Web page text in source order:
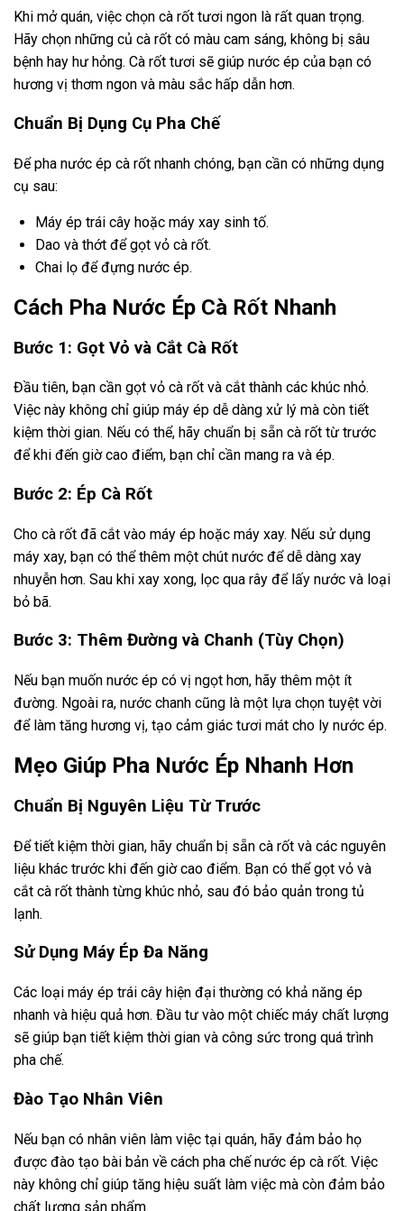
Khi mở quán, việc chọn cà rốt tươi ngon là rất quan trọng.
Hãy chọn những củ cà rốt có màu cam sáng, không bị sâu
bệnh hay hư hỏng. Cà rốt tươi sẽ giúp nước ép của bạn có
hương vị thơm ngon và màu sắc hấp dẫn hơn.
Chuẩn Bị Dụng Cụ Pha Chế
Để pha nước ép cà rốt nhanh chóng, bạn cần có những dụng
cụ sau:
Máy ép trái cây hoặc máy xay sinh tố.
Dao và thớt để gọt vỏ cà rốt.
Chai lọ để đựng nước ép.
Cách Pha Nước Ép Cà Rốt Nhanh
Bước 1: Gọt Vỏ và Cắt Cà Rốt
Đầu tiên, bạn cần gọt vỏ cà rốt và cắt thành các khúc nhỏ.
Việc này không chỉ giúp máy ép dễ dàng xử lý mà còn tiết
kiệm thời gian. Nếu có thể, hãy chuẩn bị sẵn cà rốt từ trước
để khi đến giờ cao điểm, bạn chỉ cần mang ra và ép.
Bước 2: Ép Cà Rốt
Cho cà rốt đã cắt vào máy ép hoặc máy xay. Nếu sử dụng
máy xay, bạn có thể thêm một chút nước để dễ dàng xay
nhuyễn hơn. Sau khi xay xong, lọc qua rây để lấy nước và loại
bỏ bã.
Bước 3: Thêm Đường và Chanh (Tùy Chọn)
Nếu bạn muốn nước ép có vị ngọt hơn, hãy thêm một ít
đường. Ngoài ra, nước chanh cũng là một lựa chọn tuyệt vời
để làm tăng hương vị, tạo cảm giác tươi mát cho ly nước ép.
Mẹo Giúp Pha Nước Ép Nhanh Hơn
Chuẩn Bị Nguyên Liệu Từ Trước
Để tiết kiệm thời gian, hãy chuẩn bị sẵn cà rốt và các nguyên
liệu khác trước khi đến giờ cao điểm. Bạn có thể gọt vỏ và
cắt cà rốt thành từng khúc nhỏ, sau đó bảo quản trong tủ
lạnh.
Sử Dụng Máy Ép Đa Năng
Các loại máy ép trái cây hiện đại thường có khả năng ép
nhanh và hiệu quả hơn. Đầu tư vào một chiếc máy chất lượng
sẽ giúp bạn tiết kiệm thời gian và công sức trong quá trình
pha chế.
Đào Tạo Nhân Viên
Nếu bạn có nhân viên làm việc tại quán, hãy đảm bảo họ
được đào tạo bài bản về cách pha chế nước ép cà rốt. Việc
này không chỉ giúp tăng hiệu suất làm việc mà còn đảm bảo
chất lượng sản phẩm.